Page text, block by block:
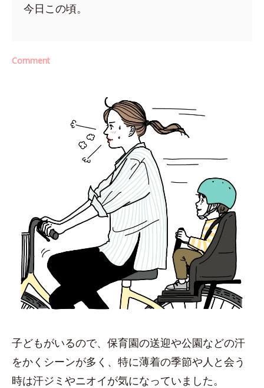
今日この頃。
Comment
子どもがいるので、保育園の送迎や公園などの汗
をかくシーンが多く、特に薄着の季節や人と会う
時は汗ジミやニオイが気になっていました。